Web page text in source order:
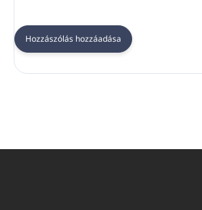
Hozzászólás hozzáadása